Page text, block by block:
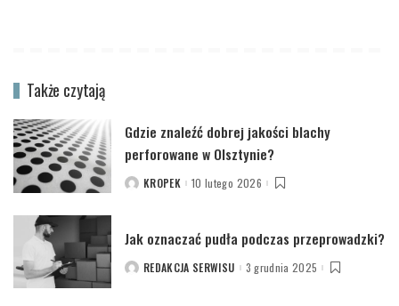
Także czytają
Gdzie znaleźć dobrej jakości blachy
perforowane w Olsztynie?
POSTEDKROPEK 10 lutego 2026
Jak oznaczać pudła podczas przeprowadzki?
POSTEDREDAKCJA SERWISU 3 grudnia 2025